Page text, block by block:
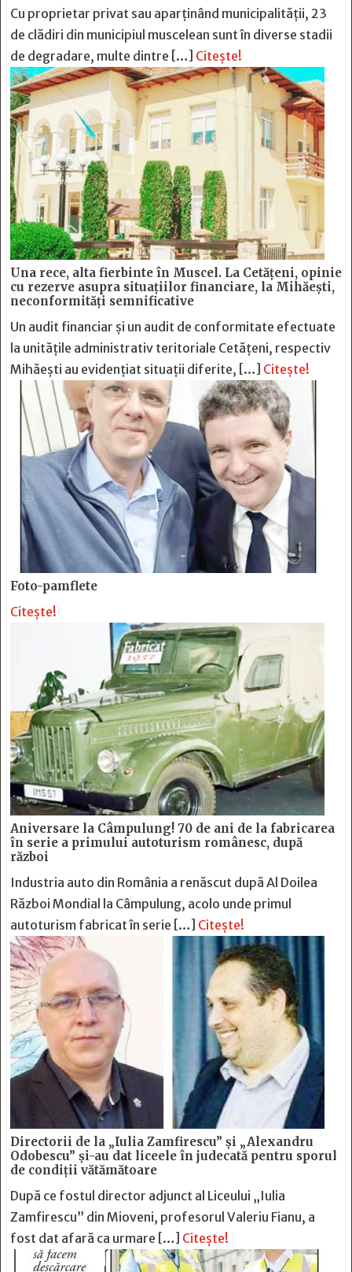
Cu proprietar privat sau aparținând municipalității, 23
de clădiri din municipiul muscelean sunt în diverse stadii
de degradare, multe dintre […] Citește!
Una rece, alta fierbinte în Muscel. La Cetăţeni, opinie
cu rezerve asupra situaţiilor financiare, la Mihăeşti,
neconformităţi semnificative
Un audit financiar și un audit de conformitate efectuate
la unitățile administrativ teritoriale Cetățeni, respectiv
Mihăești au evidențiat situații diferite, […] Citește!
Foto-pamflete
Citește!
Aniversare la Câmpulung! 70 de ani de la fabricarea
în serie a primului autoturism românesc, după
război
Industria auto din România a renăscut după Al Doilea
Război Mondial la Câmpulung, acolo unde primul
autoturism fabricat în serie […] Citește!
Directorii de la „Iulia Zamfirescu” și „Alexandru
Odobescu” și-au dat liceele în judecată pentru sporul
de condiții vătămătoare
După ce fostul director adjunct al Liceului „Iulia
Zamfirescu” din Mioveni, profesorul Valeriu Fianu, a
fost dat afară ca urmare […] Citește!